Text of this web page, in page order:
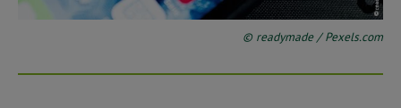
© readymade / Pexels.com